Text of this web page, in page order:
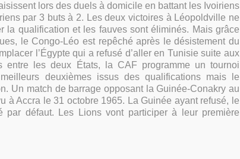
lors des duels à domicile en battant les Ivoiriens
par 3 buts à 2. Les deux victoires à Léopoldville ne
la qualification et les fauves sont éliminés. Mais grâce
le Congo-Léo est repêché après le désistement du
l’Égypte qui a refusé d’aller en Tunisie suite aux
entre les deux États, la CAF programme un tournoi
deuxièmes issus des qualifications mais le
Un match de barrage opposant la Guinée-Conakry au
à Accra le 31 octobre 1965. La Guinée ayant refusé, le
par défaut. Les Lions vont participer à leur première